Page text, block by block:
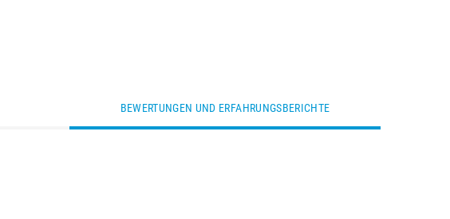
BEWERTUNGEN UND ERFAHRUNGSBERICHTE